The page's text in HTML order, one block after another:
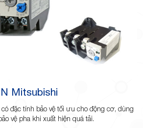
Mitsubishi
đặc tính bảo vệ tối ưu cho động cơ, dùng
vệ pha khi xuất hiện quá tải.